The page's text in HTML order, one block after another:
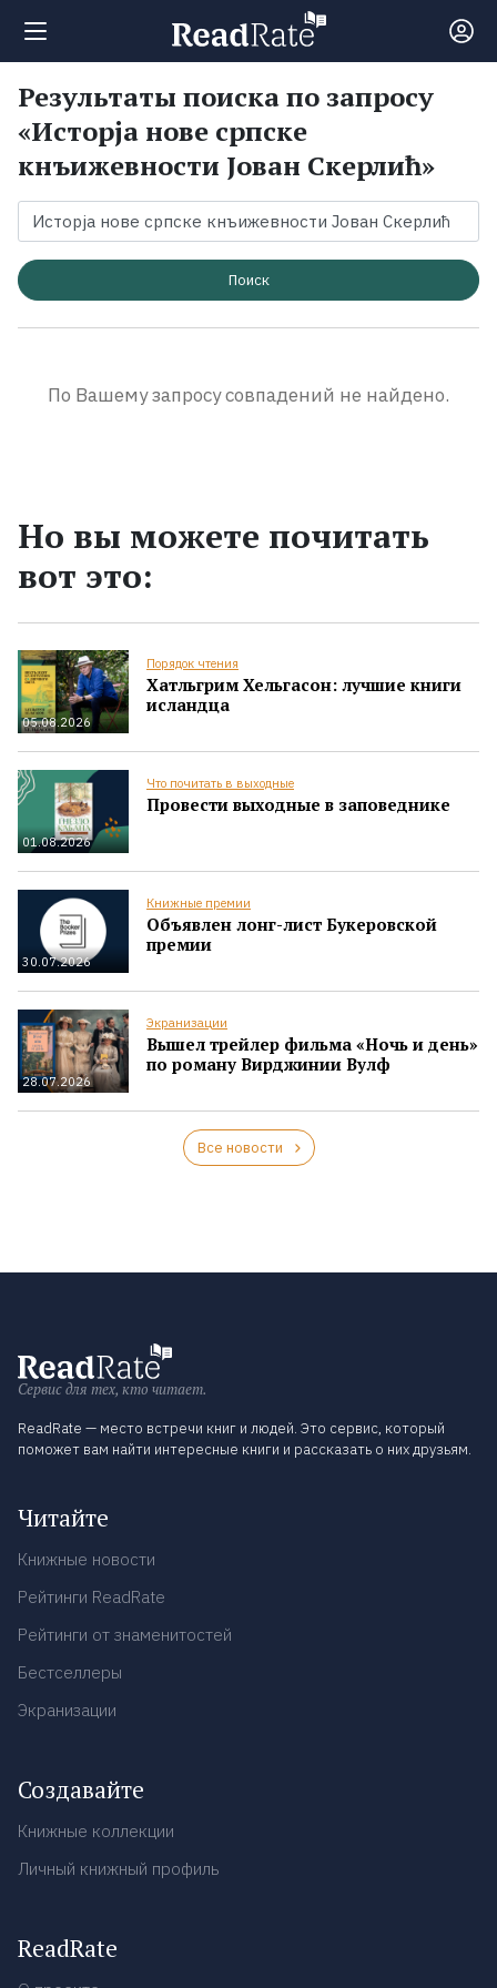
Поиск
Новости
Рейтинги
Экранизации
Результаты поиска по запросу
«Исторjа нове српске
кнъижевности Јован Скерлиħ»
Поиск
По Вашему запросу совпадений не найдено.
Но вы можете почитать
вот это:
05.08.2026
Порядок чтения
Хатльгрим Хельгасон: лучшие книги
исландца
01.08.2026
Что почитать в выходные
Провести выходные в заповеднике
30.07.2026
Книжные премии
Объявлен лонг-лист Букеровской
премии
28.07.2026
Экранизации
Вышел трейлер фильма «Ночь и день»
по роману Вирджинии Вулф
Все новости
Сервис для тех, кто читает.
ReadRate — место встречи книг и людей. Это сервис, который
поможет вам найти интересные книги и рассказать о них друзьям.
Читайте
Книжные новости
Рейтинги ReadRate
Рейтинги от знаменитостей
Бестселлеры
Экранизации
Создавайте
Книжные коллекции
Личный книжный профиль
ReadRate